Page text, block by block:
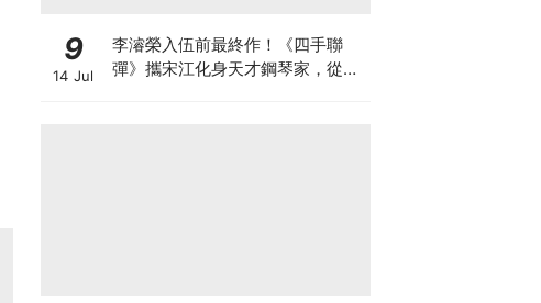
9
14 Jul
李濬榮入伍前最終作！《四手聯
彈》攜宋江化身天才鋼琴家，從宿